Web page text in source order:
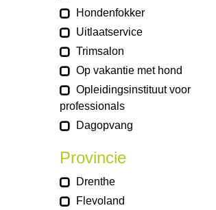
Hondenfokker
Uitlaatservice
Trimsalon
Op vakantie met hond
Opleidingsinstituut voor
professionals
Dagopvang
Provincie
Drenthe
Flevoland